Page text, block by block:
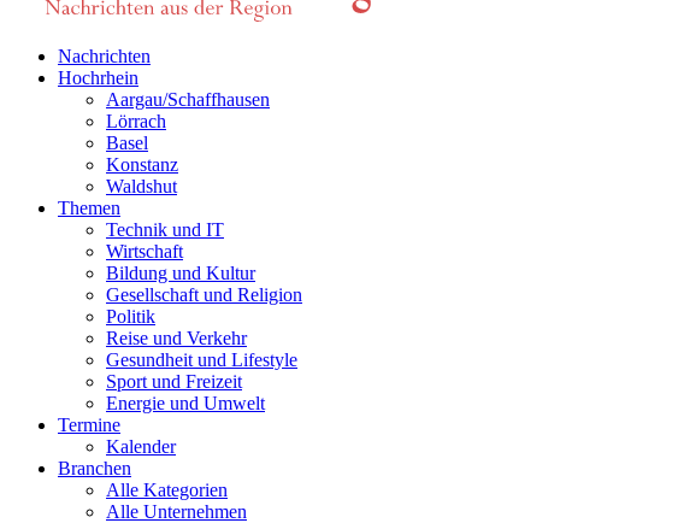
Nachrichten
Hochrhein
Aargau/Schaffhausen
Lörrach
Basel
Konstanz
Waldshut
Themen
Technik und IT
Wirtschaft
Bildung und Kultur
Gesellschaft und Religion
Politik
Reise und Verkehr
Gesundheit und Lifestyle
Sport und Freizeit
Energie und Umwelt
Termine
Kalender
Branchen
Alle Kategorien
Alle Unternehmen